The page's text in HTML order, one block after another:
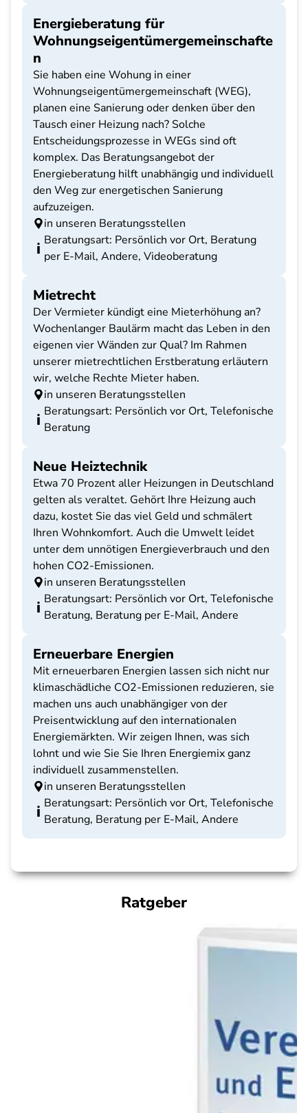
Energieberatung für
Wohnungseigentümergemeinschafte
n
Sie haben eine Wohung in einer
Wohnungseigentümergemeinschaft (WEG),
planen eine Sanierung oder denken über den
Tausch einer Heizung nach? Solche
Entscheidungsprozesse in WEGs sind oft
komplex. Das Beratungsangebot der
Energieberatung hilft unabhängig und individuell
den Weg zur energetischen Sanierung
aufzuzeigen.
in unseren Beratungsstellen
Beratungsart: Persönlich vor Ort, Beratung
per E-Mail, Andere, Videoberatung
Mietrecht
Der Vermieter kündigt eine Mieterhöhung an?
Wochenlanger Baulärm macht das Leben in den
eigenen vier Wänden zur Qual? Im Rahmen
unserer mietrechtlichen Erstberatung erläutern
wir, welche Rechte Mieter haben.
in unseren Beratungsstellen
Beratungsart: Persönlich vor Ort, Telefonische
Beratung
Neue Heiztechnik
Etwa 70 Prozent aller Heizungen in Deutschland
gelten als veraltet. Gehört Ihre Heizung auch
dazu, kostet Sie das viel Geld und schmälert
Ihren Wohnkomfort. Auch die Umwelt leidet
unter dem unnötigen Energieverbrauch und den
hohen CO2-Emissionen.
in unseren Beratungsstellen
Beratungsart: Persönlich vor Ort, Telefonische
Beratung, Beratung per E-Mail, Andere
Erneuerbare Energien
Mit erneuerbaren Energien lassen sich nicht nur
klimaschädliche CO2-Emissionen reduzieren, sie
machen uns auch unabhängiger von der
Preisentwicklung auf den internationalen
Energiemärkten. Wir zeigen Ihnen, was sich
lohnt und wie Sie Sie Ihren Energiemix ganz
individuell zusammenstellen.
in unseren Beratungsstellen
Beratungsart: Persönlich vor Ort, Telefonische
Beratung, Beratung per E-Mail, Andere
Ratgeber